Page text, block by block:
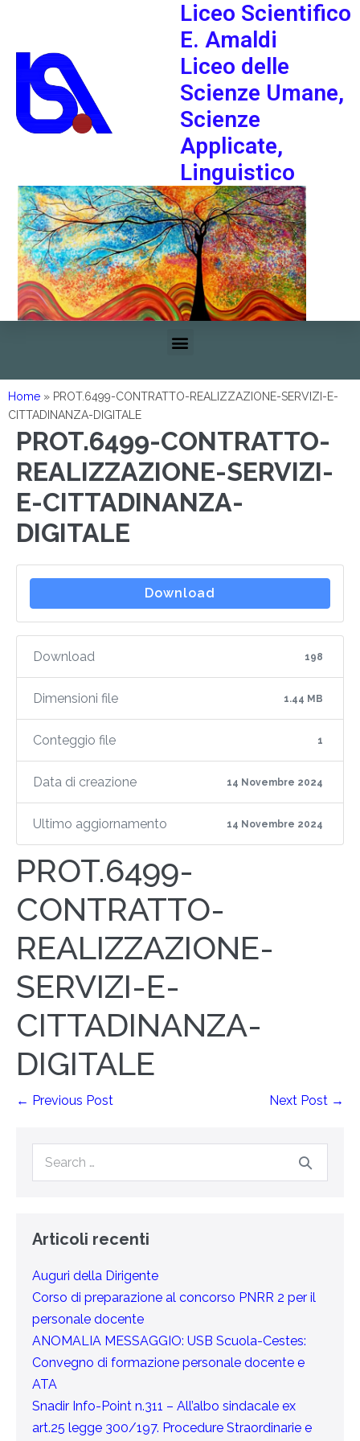
Liceo Scientifico
E. Amaldi
Liceo delle
Scienze Umane,
Scienze
Applicate,
Linguistico
Home » PROT.6499-CONTRATTO-REALIZZAZIONE-SERVIZI-E-
CITTADINANZA-DIGITALE
PROT.6499-CONTRATTO-
REALIZZAZIONE-SERVIZI-
E-CITTADINANZA-
DIGITALE
Download
Download 198
Dimensioni file 1.44 MB
Conteggio file 1
Data di creazione 14 Novembre 2024
Ultimo aggiornamento 14 Novembre 2024
PROT.6499-
CONTRATTO-
REALIZZAZIONE-
SERVIZI-E-
CITTADINANZA-
DIGITALE
← Previous Post Next Post →
Articoli recenti
Auguri della Dirigente
Corso di preparazione al concorso PNRR 2 per il
personale docente
ANOMALIA MESSAGGIO: USB Scuola-Cestes:
Convegno di formazione personale docente e
ATA
Snadir Info-Point n.311 – All’albo sindacale ex
art.25 legge 300/197. Procedure Straordinarie e